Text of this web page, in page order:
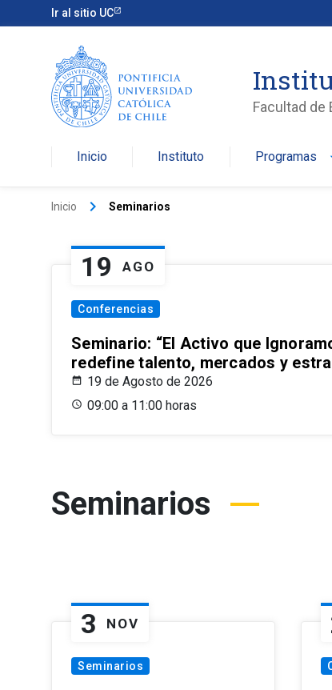
Ir al sitio UC
Facultad de
Inicio Instituto Programas
Inicio keyboard_arrow_right Seminarios
19 AGO
Conferencias
Seminario: “El Activo que
redefine talento, mercados y
19 de Agosto de 2026
09:00 a 11:00 horas
Seminarios
3 NOV
Seminarios